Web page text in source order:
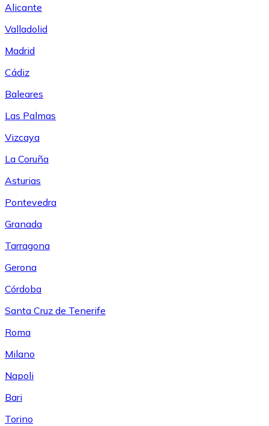
Alicante
Valladolid
Madrid
Cádiz
Baleares
Las Palmas
Vizcaya
La Coruña
Asturias
Pontevedra
Granada
Tarragona
Gerona
Córdoba
Santa Cruz de Tenerife
Roma
Milano
Napoli
Bari
Torino